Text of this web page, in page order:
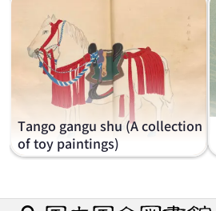
Tango gangu shu (A collection
of toy paintings)